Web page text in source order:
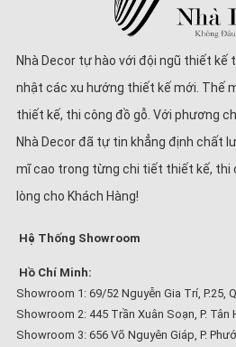
Nhà Decor tự hào với đội ngũ thiết kế
nhật các xu hướng thiết kế mới. Thế
thiết kế, thi công đồ gỗ. Với phương
Nhà Decor đã tự tin khẳng định chất
mĩ cao trong từng chi tiết thiết kế, thi
lòng cho Khách Hàng!
Hệ Thống Showroom
Hồ Chí Minh:
Showroom 1: 69/52 Nguyễn Gia Trí, P.25,
Showroom 2: 445 Trần Xuân Soạn, P. Tân
Showroom 3: 656 Võ Nguyên Giáp, P.